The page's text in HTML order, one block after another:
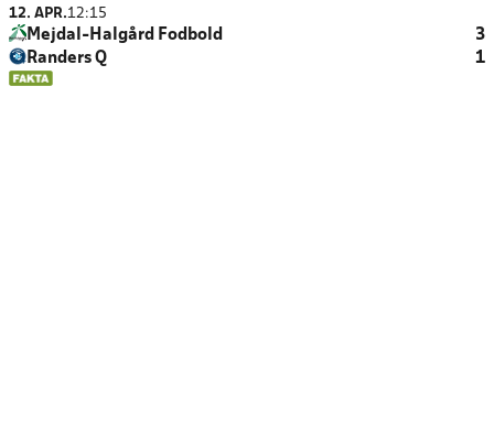
12. APR.12:15
Mejdal-Halgård Fodbold
3
Randers Q
1